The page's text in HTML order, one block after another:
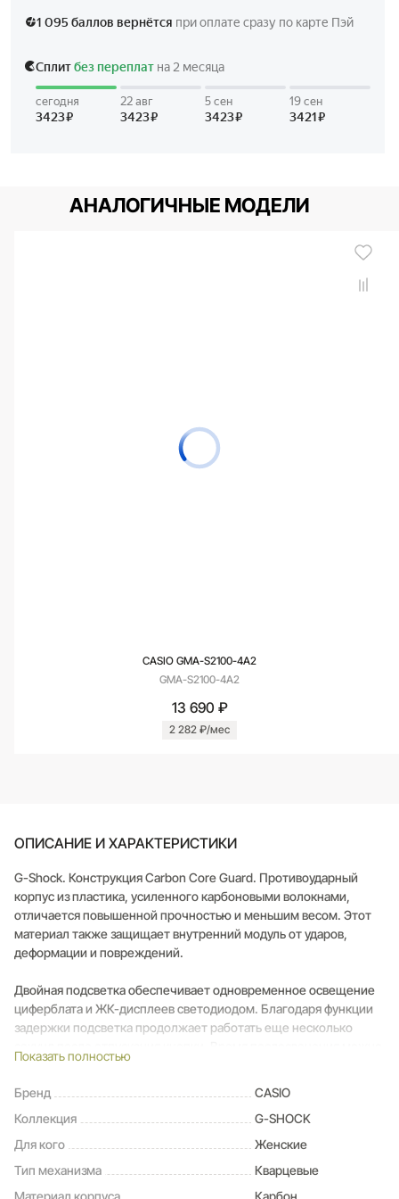
- Водонепроницаемость в соответствии с ISO 2281.
застежкой и системой быстрой замены.
АНАЛОГИЧНЫЕ МОДЕЛИ
CASIO GMA-S2100-4A2
GMA-S2100-4A2
13 690 ₽
2 282 ₽/мес
ОПИСАНИЕ И ХАРАКТЕРИСТИКИ
G-Shock. Конструкция Carbon Core Guard. Противоударный
корпус из пластика, усиленного карбоновыми волокнами,
отличается повышенной прочностью и меньшим весом. Этот
материал также защищает внутренний модуль от ударов,
деформации и повреждений.
Двойная подсветка обеспечивает одновременное освещение
циферблата и ЖК-дисплеев светодиодом. Благодаря функции
задержки подсветка продолжает работать еще несколько
настроить на 1,5 или 3 секунды. Цвет подсветки — белый.
длительное свечение в темноте даже после кратковременного
воздействия света.
- Секундомер с двумя точностями показаний: 1/100с (до 1ч) и 1с
(после 1ч), время измерения — 24ч.
Показать полностью
Бренд
CASIO
Коллекция
G-SHOCK
Для кого
Женские
Тип механизма
Кварцевые
Материал корпуса
Карбон